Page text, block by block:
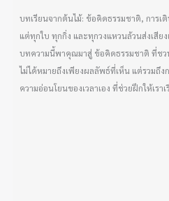
บทเรียนจากต้นไม้: ข้อคิดธรรมชาติ, การ
แต่ทุกใบ ทุกกิ่ง และทุกวงแหวนล้วนส่งเสีย
บทความนี้พาคุณมาสู่ ข้อคิดธรรมชาติ ที่ชว
ไม่ได้หมายถึงเพียงผลลัพธ์ที่เห็น แต่รวมถึง
ความอ่อนโยนของเวลาเอง ที่ช่วยฝึกให้เราเ